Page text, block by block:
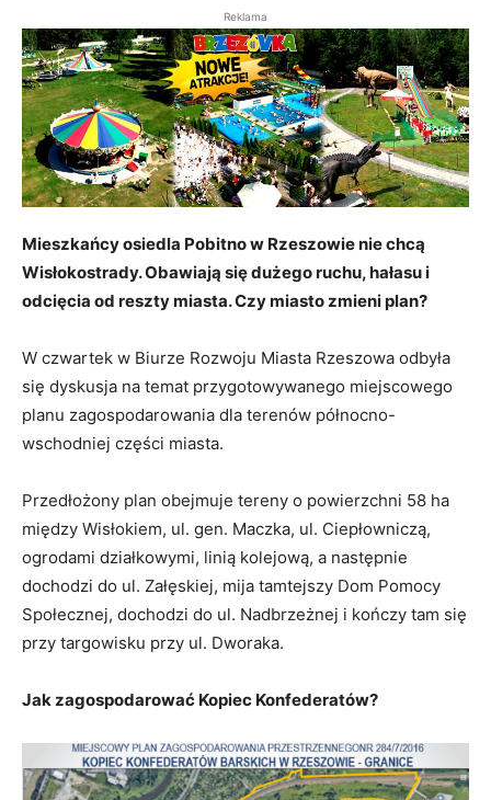
Reklama
Mieszkańcy osiedla Pobitno w Rzeszowie nie chcą
Wisłokostrady. Obawiają się dużego ruchu, hałasu i
odcięcia od reszty miasta. Czy miasto zmieni plan?
W czwartek w Biurze Rozwoju Miasta Rzeszowa odbyła
się dyskusja na temat przygotowywanego miejscowego
planu zagospodarowania dla terenów północno-
wschodniej części miasta.
Przedłożony plan obejmuje tereny o powierzchni 58 ha
między Wisłokiem, ul. gen. Maczka, ul. Ciepłowniczą,
ogrodami działkowymi, linią kolejową, a następnie
dochodzi do ul. Załęskiej, mija tamtejszy Dom Pomocy
Społecznej, dochodzi do ul. Nadbrzeżnej i kończy tam się
przy targowisku przy ul. Dworaka.
Jak zagospodarować Kopiec Konfederatów?